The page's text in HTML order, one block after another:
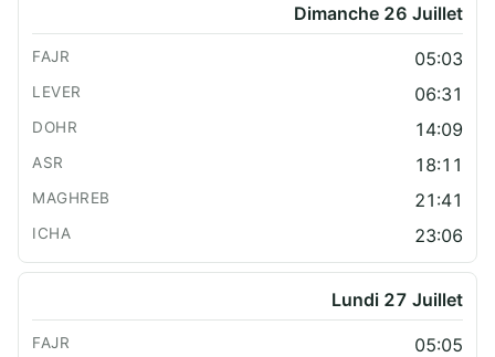
Dimanche 26 Juillet
05:03
06:31
14:09
18:11
21:41
23:06
Lundi 27 Juillet
05:05